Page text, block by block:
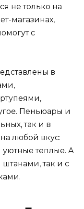
не только на
магазинах,
с
в
Пеньюары и
так и в
любой вкус:
теплые. А
так и с